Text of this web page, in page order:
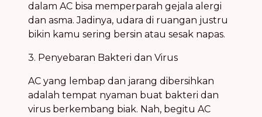
dalam AC bisa memperparah gejala alergi
dan asma. Jadinya, udara di ruangan justru
bikin kamu sering bersin atau sesak napas.
3. Penyebaran Bakteri dan Virus
AC yang lembap dan jarang dibersihkan
adalah tempat nyaman buat bakteri dan
virus berkembang biak. Nah, begitu AC